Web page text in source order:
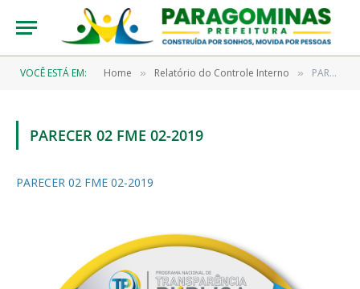
VOCÊ ESTÁ EM: Home » Relatório do Controle Interno » PARECER 02 FME 02-2019
PARECER 02 FME 02-2019
PARECER 02 FME 02-2019